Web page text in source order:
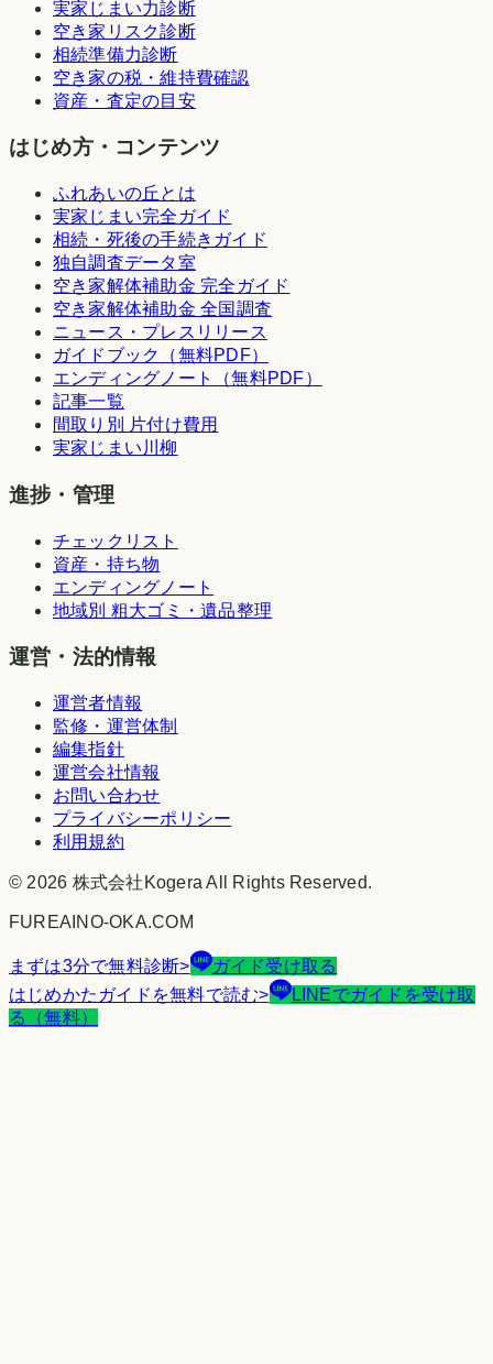
実家じまい力診断
空き家リスク診断
相続準備力診断
空き家の税・維持費確認
資産・査定の目安
はじめ方・コンテンツ
ふれあいの丘とは
実家じまい完全ガイド
相続・死後の手続きガイド
独自調査データ室
空き家解体補助金 完全ガイド
空き家解体補助金 全国調査
ニュース・プレスリリース
ガイドブック（無料PDF）
エンディングノート（無料PDF）
記事一覧
間取り別 片付け費用
実家じまい川柳
進捗・管理
チェックリスト
資産・持ち物
エンディングノート
地域別 粗大ゴミ・遺品整理
運営・法的情報
運営者情報
監修・運営体制
編集指針
運営会社情報
お問い合わせ
プライバシーポリシー
利用規約
© 2026 株式会社Kogera All Rights Reserved.
FUREAINO-OKA.COM
まずは3分で無料診断>
ガイド受け取る
はじめかたガイドを無料で読む>
LINEでガイドを受け取
る（無料）